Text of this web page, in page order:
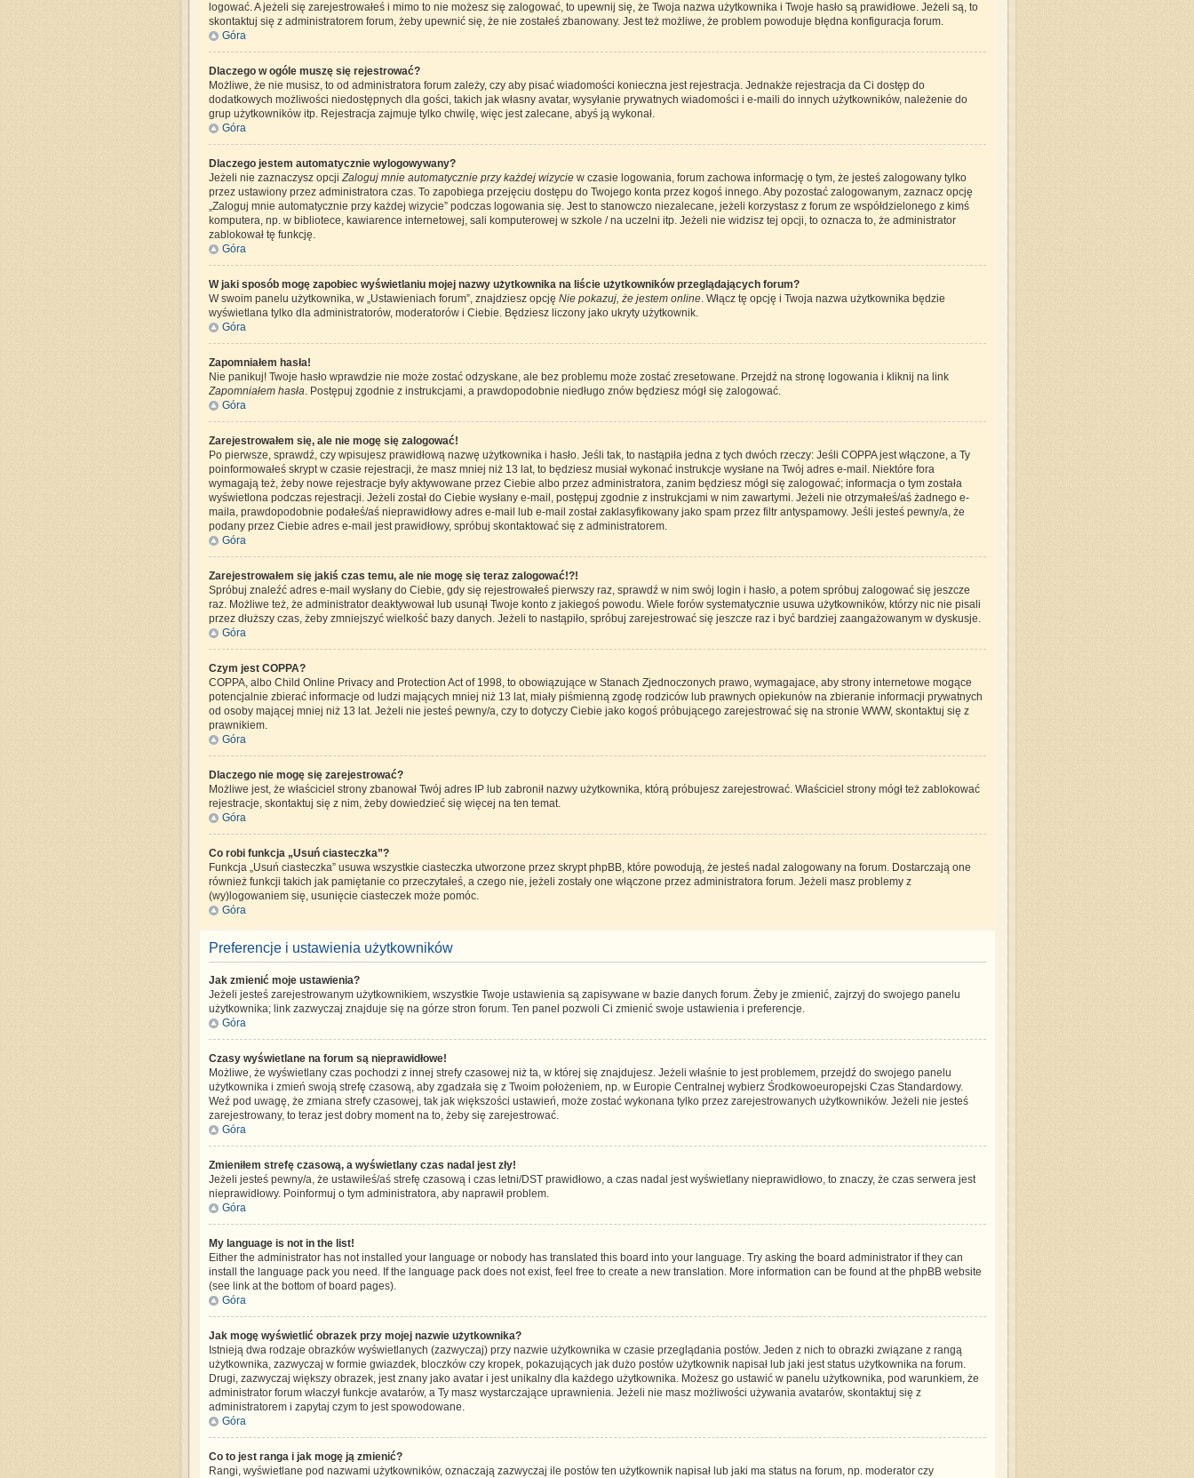
logować. A jeżeli się zarejestrowałeś i mimo to nie możesz się zalogować, to upewnij się, że Twoja nazwa użytkownika i Twoje hasło są prawidłowe. Jeżeli są, to
skontaktuj się z administratorem forum, żeby upewnić się, że nie zostałeś zbanowany. Jest też możliwe, że problem powoduje błędna konfiguracja forum.
Góra
Dlaczego w ogóle muszę się rejestrować?
Możliwe, że nie musisz, to od administratora forum zależy, czy aby pisać wiadomości konieczna jest rejestracja. Jednakże rejestracja da Ci dostęp do
dodatkowych możliwości niedostępnych dla gości, takich jak własny avatar, wysyłanie prywatnych wiadomości i e-maili do innych użytkowników, należenie do
grup użytkowników itp. Rejestracja zajmuje tylko chwilę, więc jest zalecane, abyś ją wykonał.
Góra
Dlaczego jestem automatycznie wylogowywany?
Jeżeli nie zaznaczysz opcjiZaloguj mnie automatycznie przy każdej wizyciew czasie logowania, forum zachowa informację o tym, że jesteś zalogowany tylko
przez ustawiony przez administratora czas. To zapobiega przejęciu dostępu do Twojego konta przez kogoś innego. Aby pozostać zalogowanym, zaznacz opcję
„Zaloguj mnie automatycznie przy każdej wizycie” podczas logowania się. Jest to stanowczo niezalecane, jeżeli korzystasz z forum ze współdzielonego z kimś
komputera, np. w bibliotece, kawiarence internetowej, sali komputerowej w szkole / na uczelni itp. Jeżeli nie widzisz tej opcji, to oznacza to, że administrator
zablokował tę funkcję.
Góra
W jaki sposób mogę zapobiec wyświetlaniu mojej nazwy użytkownika na liście użytkowników przeglądających forum?
W swoim panelu użytkownika, w „Ustawieniach forum”, znajdziesz opcję Nie pokazuj, że jestem online. Włącz tę opcję i Twoja nazwa użytkownika będzie
wyświetlana tylko dla administratorów, moderatorów i Ciebie. Będziesz liczony jako ukryty użytkownik.
Góra
Zapomniałem hasła!
Nie panikuj! Twoje hasło wprawdzie nie może zostać odzyskane, ale bez problemu może zostać zresetowane. Przejdź na stronę logowania i kliknij na link
Zapomniałem hasła. Postępuj zgodnie z instrukcjami, a prawdopodobnie niedługo znów będziesz mógł się zalogować.
Góra
Zarejestrowałem się, ale nie mogę się zalogować!
Po pierwsze, sprawdź, czy wpisujesz prawidłową nazwę użytkownika i hasło. Jeśli tak, to nastąpiła jedna z tych dwóch rzeczy: Jeśli COPPA jest włączone, a Ty
poinformowałeś skrypt w czasie rejestracji, że masz mniej niż 13 lat, to będziesz musiał wykonać instrukcje wysłane na Twój adres e-mail. Niektóre fora
wymagają też, żeby nowe rejestracje były aktywowane przez Ciebie albo przez administratora, zanim będziesz mógł się zalogować; informacja o tym została
wyświetlona podczas rejestracji. Jeżeli został do Ciebie wysłany e-mail, postępuj zgodnie z instrukcjami w nim zawartymi. Jeżeli nie otrzymałeś/aś żadnego e-
maila, prawdopodobnie podałeś/aś nieprawidłowy adres e-mail lub e-mail został zaklasyfikowany jako spam przez filtr antyspamowy. Jeśli jesteś pewny/a, że
podany przez Ciebie adres e-mail jest prawidłowy, spróbuj skontaktować się z administratorem.
Góra
Zarejestrowałem się jakiś czas temu, ale nie mogę się teraz zalogować!?!
Spróbuj znaleźć adres e-mail wysłany do Ciebie, gdy się rejestrowałeś pierwszy raz, sprawdź w nim swój login i hasło, a potem spróbuj zalogować się jeszcze
raz. Możliwe też, że administrator deaktywował lub usunął Twoje konto z jakiegoś powodu. Wiele forów systematycznie usuwa użytkowników, którzy nic nie pisali
przez dłuższy czas, żeby zmniejszyć wielkość bazy danych. Jeżeli to nastąpiło, spróbuj zarejestrować się jeszcze raz i być bardziej zaangażowanym w dyskusje.
Góra
Czym jest COPPA?
COPPA, albo Child Online Privacy and Protection Act of 1998, to obowiązujące w Stanach Zjednoczonych prawo, wymagajace, aby strony internetowe mogące
potencjalnie zbierać informacje od ludzi mających mniej niż 13 lat, miały piśmienną zgodę rodziców lub prawnych opiekunów na zbieranie informacji prywatnych
od osoby mającej mniej niż 13 lat. Jeżeli nie jesteś pewny/a, czy to dotyczy Ciebie jako kogoś próbującego zarejestrować się na stronie WWW, skontaktuj się z
prawnikiem.
Góra
Dlaczego nie mogę się zarejestrować?
Możliwe jest, że właściciel strony zbanował Twój adres IP lub zabronił nazwy użytkownika, którą próbujesz zarejestrować. Właściciel strony mógł też zablokować
rejestracje, skontaktuj się z nim, żeby dowiedzieć się więcej na ten temat.
Góra
Co robi funkcja „Usuń ciasteczka”?
Funkcja „Usuń ciasteczka” usuwa wszystkie ciasteczka utworzone przez skrypt phpBB, które powodują, że jesteś nadal zalogowany na forum. Dostarczają one
również funkcji takich jak pamiętanie co przeczytałeś, a czego nie, jeżeli zostały one włączone przez administratora forum. Jeżeli masz problemy z
(wy)logowaniem się, usunięcie ciasteczek może pomóc.
Góra
Preferencje i ustawienia użytkowników
Jak zmienić moje ustawienia?
Jeżeli jesteś zarejestrowanym użytkownikiem, wszystkie Twoje ustawienia są zapisywane w bazie danych forum. Żeby je zmienić, zajrzyj do swojego panelu
użytkownika; link zazwyczaj znajduje się na górze stron forum. Ten panel pozwoli Ci zmienić swoje ustawienia i preferencje.
Góra
Czasy wyświetlane na forum są nieprawidłowe!
Możliwe, że wyświetlany czas pochodzi z innej strefy czasowej niż ta, w której się znajdujesz. Jeżeli właśnie to jest problemem, przejdź do swojego panelu
użytkownika i zmień swoją strefę czasową, aby zgadzała się z Twoim położeniem, np. w Europie Centralnej wybierz Środkowoeuropejski Czas Standardowy.
Weź pod uwagę, że zmiana strefy czasowej, tak jak większości ustawień, może zostać wykonana tylko przez zarejestrowanych użytkowników. Jeżeli nie jesteś
zarejestrowany, to teraz jest dobry moment na to, żeby się zarejestrować.
Góra
Zmieniłem strefę czasową, a wyświetlany czas nadal jest zły!
Jeżeli jesteś pewny/a, że ustawiłeś/aś strefę czasową i czas letni/DST prawidłowo, a czas nadal jest wyświetlany nieprawidłowo, to znaczy, że czas serwera jest
nieprawidłowy. Poinformuj o tym administratora, aby naprawił problem.
Góra
My language is not in the list!
Either the administrator has not installed your language or nobody has translated this board into your language. Try asking the board administrator if they can
install the language pack you need. If the language pack does not exist, feel free to create a new translation. More information can be found at the phpBB website
(see link at the bottom of board pages).
Góra
Jak mogę wyświetlić obrazek przy mojej nazwie użytkownika?
Istnieją dwa rodzaje obrazków wyświetlanych (zazwyczaj) przy nazwie użytkownika w czasie przeglądania postów. Jeden z nich to obrazki związane z rangą
użytkownika, zazwyczaj w formie gwiazdek, bloczków czy kropek, pokazujących jak dużo postów użytkownik napisał lub jaki jest status użytkownika na forum.
Drugi, zazwyczaj większy obrazek, jest znany jako avatar i jest unikalny dla każdego użytkownika. Możesz go ustawić w panelu użytkownika, pod warunkiem, że
administrator forum właczył funkcje avatarów, a Ty masz wystarczające uprawnienia. Jeżeli nie masz możliwości używania avatarów, skontaktuj się z
administratorem i zapytaj czym to jest spowodowane.
Góra
Co to jest ranga i jak mogę ją zmienić?
Rangi, wyświetlane pod nazwami użytkowników, oznaczają zazwyczaj ile postów ten użytkownik napisał lub jaki ma status na forum, np. moderator czy